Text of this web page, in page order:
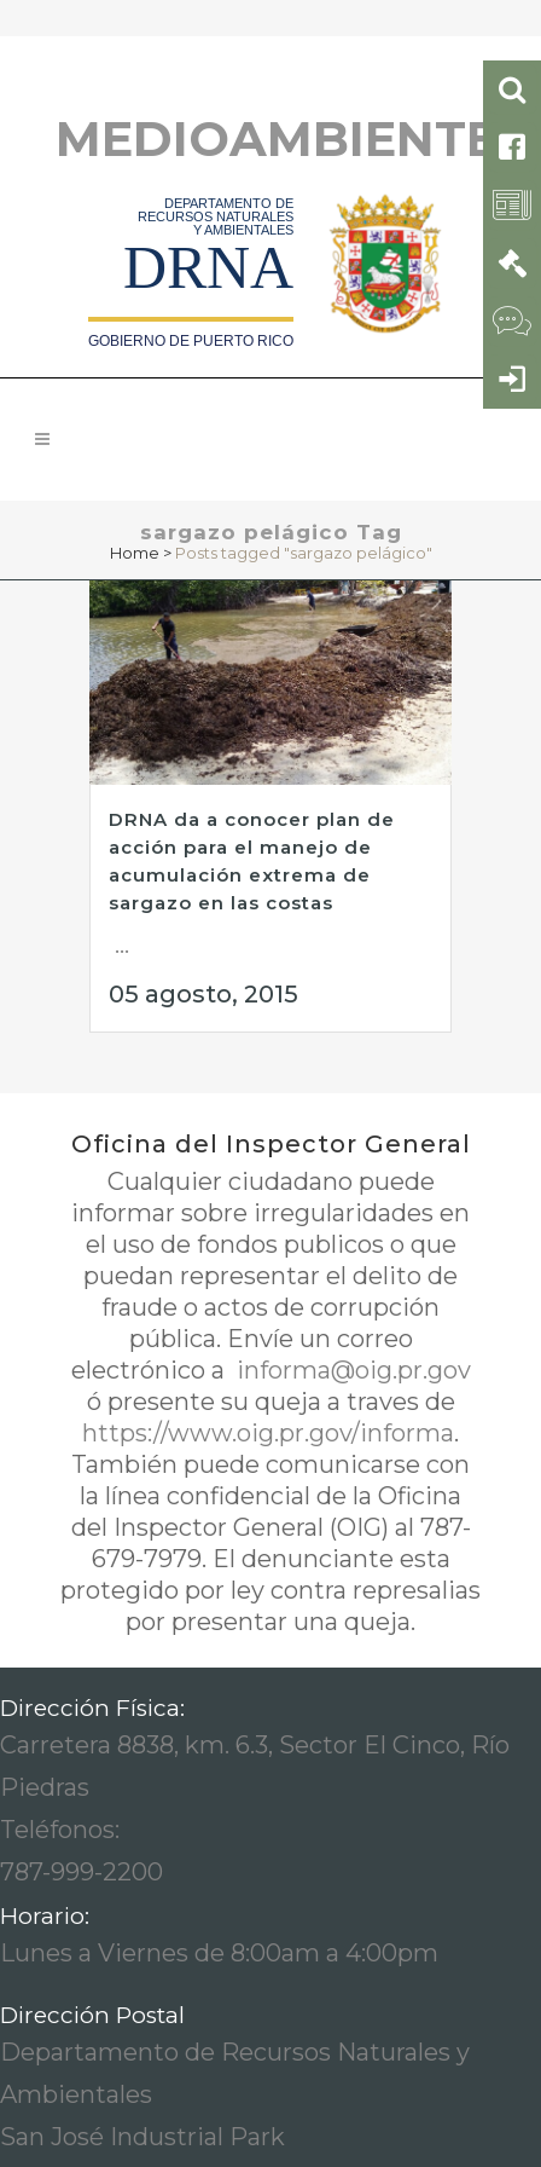
MEDIOAMBIENTE
DEPARTAMENTO DE
RECURSOS NATURALES
Y AMBIENTALES
DRNA
GOBIERNO DE PUERTO RICO
sargazo pelágico Tag
Home > Posts tagged "sargazo pelágico"
DRNA da a conocer plan de
acción para el manejo de
acumulación extrema de
sargazo en las costas
...
05 agosto, 2015
Oficina del Inspector General
Cualquier ciudadano puede
informar sobre irregularidades en
el uso de fondos publicos o que
puedan representar el delito de
fraude o actos de corrupción
pública. Envíe un correo
electrónico a informa@oig.pr.gov
ó presente su queja a traves de
https://www.oig.pr.gov/informa.
También puede comunicarse con
la línea confidencial de la Oficina
del Inspector General (OIG) al 787-
679-7979. El denunciante esta
protegido por ley contra represalias
por presentar una queja.
Dirección Física:
Carretera 8838, km. 6.3, Sector El Cinco, Río
Piedras
Teléfonos:
787-999-2200
Horario:
Lunes a Viernes de 8:00am a 4:00pm
Dirección Postal
Departamento de Recursos Naturales y
Ambientales
San José Industrial Park